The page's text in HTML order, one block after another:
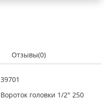
Отзывы(0)
39701
Вороток головки 1/2" 250